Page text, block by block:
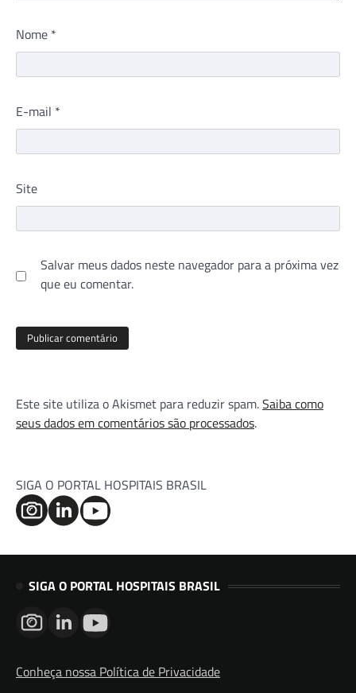
Nome *
E-mail *
Site
Salvar meus dados neste navegador para a próxima vez
que eu comentar.
Este site utiliza o Akismet para reduzir spam.Saiba como
seus dados em comentários são processados.
SIGA O PORTAL HOSPITAIS BRASIL
SIGA O PORTAL HOSPITAIS BRASIL
Conheça nossa Política de Privacidade